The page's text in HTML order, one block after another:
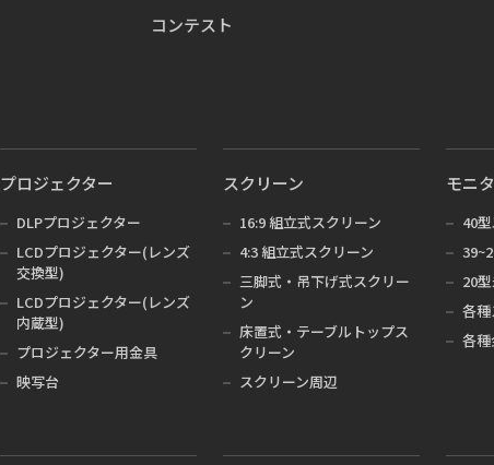
コンテスト
プロジェクター
DLPプロジェクター
LCDプロジェクター(レンズ
交換型)
LCDプロジェクター(レンズ
内蔵型)
プロジェクター用金具
映写台
スクリーン
16:9 組立式スクリーン
4:3 組立式スクリーン
三脚式・吊下げ式スクリー
ン
床置式・テーブルトップス
クリーン
スクリーン周辺
モニ
40
20
各
各